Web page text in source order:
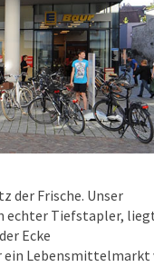
der Frische. Unser
echter Tiefstapler,
Ecke
ein